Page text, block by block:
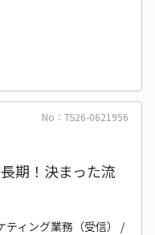
No：TS26-0621956
期！決まった流
ティング業務（受信） /